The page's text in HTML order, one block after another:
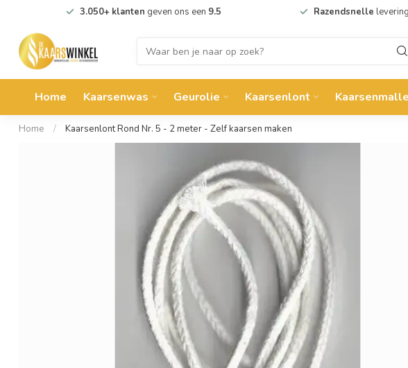
3.050+ klanten geven ons een 9.5 Razendsnelle
Home Kaarsenwas Geurolie Kaarsenlont
Home / Kaarsenlont Rond Nr. 5 - 2 meter - Zelf kaarsen maken